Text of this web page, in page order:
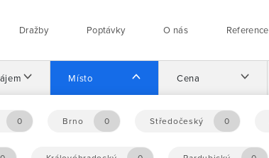
Dražby Poptávky O nás Reference
Místo
0 Brno 0 Středočeský 0
Cena